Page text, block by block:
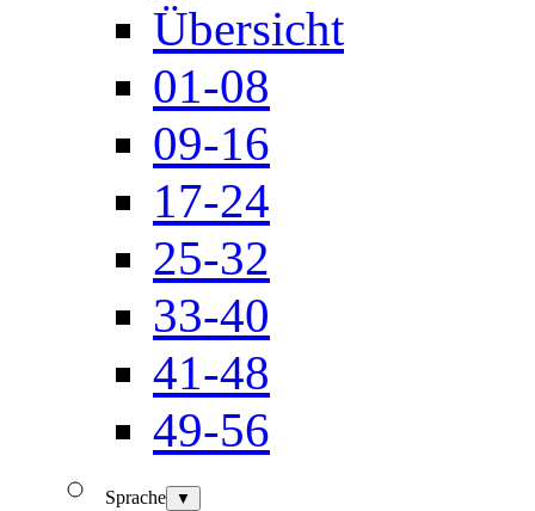
Übersicht
01-08
09-16
17-24
25-32
33-40
41-48
49-56
Sprache ▼